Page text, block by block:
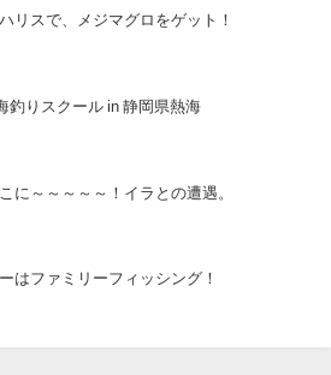
リスで、メジマグロをゲット！
釣りスクール in 静岡県熱海
に～～～～～！イラとの遭遇。
はファミリーフィッシング！